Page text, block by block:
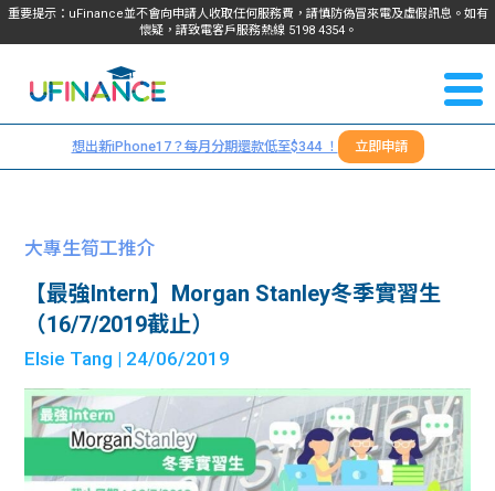
重要提示：uFinance並不會向申請人收取任何服務費，請慎防偽冒來電及虛假訊息。如有
懷疑，請致電客戶服務熱線 5198 4354。
我們
服務
貸款
貸款
資訊
Blog
常見
們
＋
想出新iPhone17？每月分期還款低至$344 ！ 立即申請
大專生筍工推介
【最強Intern】Morgan Stanley冬季實習生
（16/7/2019截止）
Elsie Tang | 24/06/2019